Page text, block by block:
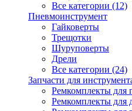
Все категории (12)
Пневмоинструмент
Гайковерты
Трещотки
Шуруповерты
Дрели
Все категории (24)
Запчасти для
Ремкомплекты для
Ремкомплекты для